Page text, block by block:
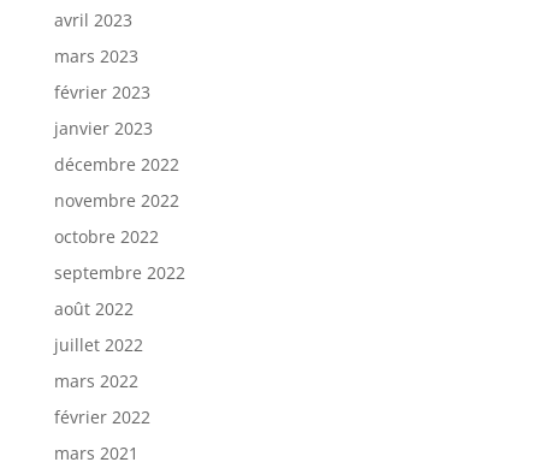
avril 2023
mars 2023
février 2023
janvier 2023
décembre 2022
novembre 2022
octobre 2022
septembre 2022
août 2022
juillet 2022
mars 2022
février 2022
mars 2021